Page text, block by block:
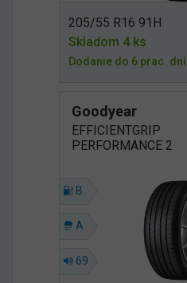
205/55 R16 91H
Skladom 4 ks
Dodanie do 6 prac. dní
Goodyear
EFFICIENTGRIP
PERFORMANCE 2
B
A
69